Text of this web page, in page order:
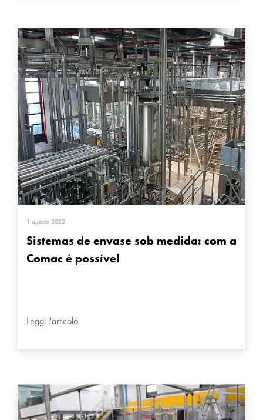
1 agosto 2022
Sistemas de envase sob medida: com a
Comac é possível
Leggi l'articolo